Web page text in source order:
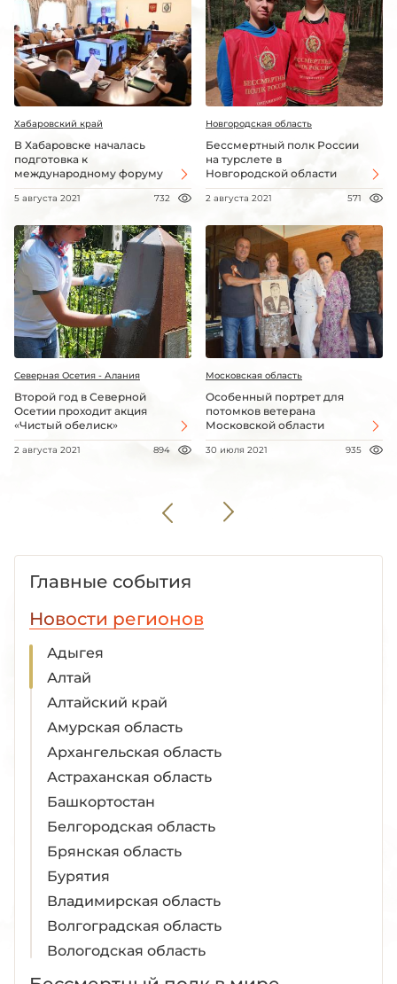
Хабаровский край
В Хабаровске началась
подготовка к
международному форуму
5 августа 2021 732
Новгородская область
Бессмертный полк России
на турслете в
Новгородской области
2 августа 2021 571
Северная Осетия - Алания
Второй год в Северной
Осетии проходит акция
«Чистый обелиск»
2 августа 2021 894
Московская область
Особенный портрет для
потомков ветерана
Московской области
30 июля 2021 935
Главные события
Новости регионов
Адыгея
Алтай
Алтайский край
Амурская область
Архангельская область
Астраханская область
Башкортостан
Белгородская область
Брянская область
Бурятия
Владимирская область
Волгоградская область
Вологодская область
Воронежская область